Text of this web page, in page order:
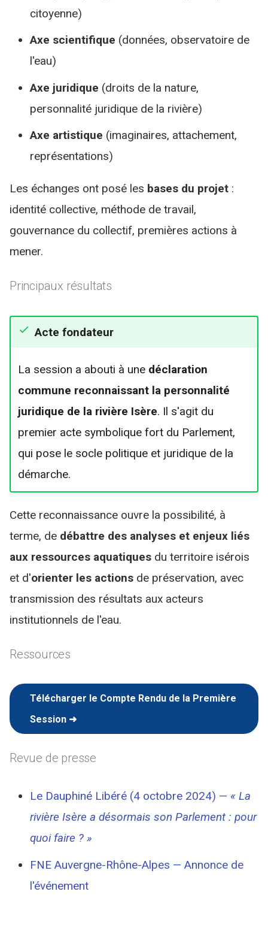
citoyenne)
Axe scientifique (données, observatoire de
l'eau)
Axe juridique (droits de la nature,
personnalité juridique de la rivière)
Axe artistique (imaginaires, attachement,
représentations)
Les échanges ont posé les bases du projet :
identité collective, méthode de travail,
gouvernance du collectif, premières actions à
mener.
Principaux résultats
Acte fondateur
La session a abouti à une déclaration
commune reconnaissant la personnalité
juridique de la rivière Isère. Il s'agit du
premier acte symbolique fort du Parlement,
qui pose le socle politique et juridique de la
démarche.
Cette reconnaissance ouvre la possibilité, à
terme, de débattre des analyses et enjeux liés
aux ressources aquatiques du territoire isérois
et d'orienter les actions de préservation, avec
transmission des résultats aux acteurs
institutionnels de l'eau.
Ressources
Télécharger le Compte Rendu de la Première
Session ➜
Revue de presse
Le Dauphiné Libéré (4 octobre 2024) — « La
rivière Isère a désormais son Parlement : pour
quoi faire ? »
FNE Auvergne-Rhône-Alpes — Annonce de
l'événement